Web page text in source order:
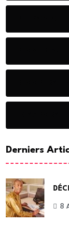
Derniers
8